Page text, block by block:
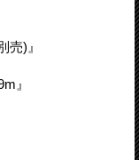
売)』
』